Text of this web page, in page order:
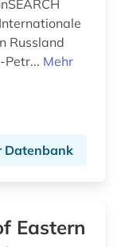
Russland
Petr... Mehr
Datenbank
Eastern